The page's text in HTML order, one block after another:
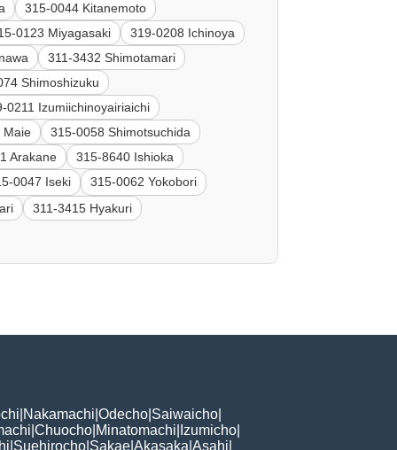
315-0044 Kitanemoto
0123 Miyagasaki
319-0208 Ichinoya
311-3432 Shimotamari
Shimoshizuku
0211 Izumiichinoyairiaichi
Maie
315-0058 Shimotsuchida
Arakane
315-8640 Ishioka
0047 Iseki
315-0062 Yokobori
311-3415 Hyakuri
Nakamachi Odecho Saiwaicho
Chuocho Minatomachi Izumicho
Suehirocho Sakae Akasaka Asahi